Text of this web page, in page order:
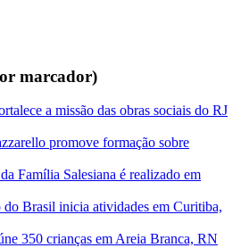
marcador)
a missão das obras sociais do RJ
promove formação sobre
Família Salesiana é realizado em
do Brasil inicia atividades em Curitiba,
350 crianças em Areia Branca, RN